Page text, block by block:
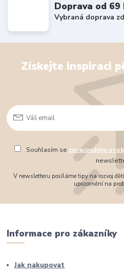
Doprava od 69
Vybraná doprava
Získejte inspiraci
Souhlasím se zpracováním
V newsletteru posíláme tipy na rozvoj
upozornění na
Informace pro zákazníky
Jak nakupovat